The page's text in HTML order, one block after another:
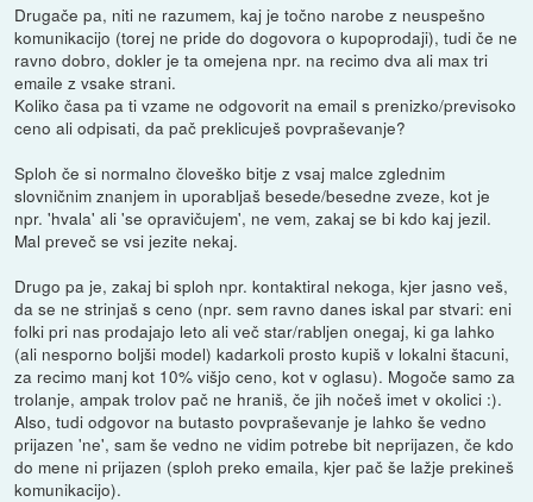
Drugače pa, niti ne razumem, kaj je točno narobe z neuspešno
komunikacijo (torej ne pride do dogovora o kupoprodaji), tudi če ne
ravno dobro, dokler je ta omejena npr. na recimo dva ali max tri
emaile z vsake strani.
Koliko časa pa ti vzame ne odgovorit na email s prenizko/previsoko
ceno ali odpisati, da pač preklicuješ povpraševanje?
Sploh če si normalno človeško bitje z vsaj malce zglednim
slovničnim znanjem in uporabljaš besede/besedne zveze, kot je
npr. 'hvala' ali 'se opravičujem', ne vem, zakaj se bi kdo kaj jezil.
Mal preveč se vsi jezite nekaj.
Drugo pa je, zakaj bi sploh npr. kontaktiral nekoga, kjer jasno veš,
da se ne strinjaš s ceno (npr. sem ravno danes iskal par stvari: eni
folki pri nas prodajajo leto ali več star/rabljen onegaj, ki ga lahko
(ali nesporno boljši model) kadarkoli prosto kupiš v lokalni štacuni,
za recimo manj kot 10% višjo ceno, kot v oglasu). Mogoče samo za
trolanje, ampak trolov pač ne hraniš, če jih nočeš imet v okolici :).
Also, tudi odgovor na butasto povpraševanje je lahko še vedno
prijazen 'ne', sam še vedno ne vidim potrebe bit neprijazen, če kdo
do mene ni prijazen (sploh preko emaila, kjer pač še lažje prekineš
komunikacijo).